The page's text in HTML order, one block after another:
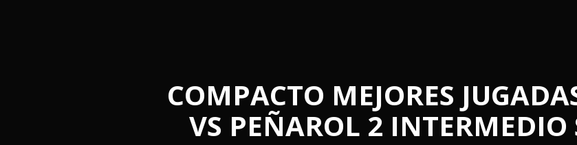
COMPACTO MEJORES
VS PEÑAROL 2 INTERMEDIO